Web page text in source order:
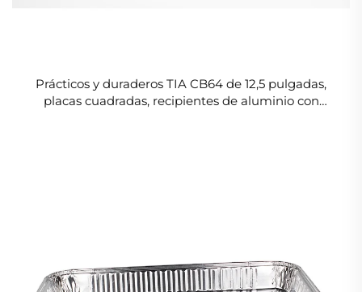
Prácticos y duraderos TIA CB64 de 12,5 pulgadas,
placas cuadradas, recipientes de aluminio con